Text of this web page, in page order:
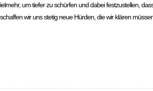
um tiefer zu schürfen und dabei festzustellen,
wir uns stetig neue Hürden, die wir klären